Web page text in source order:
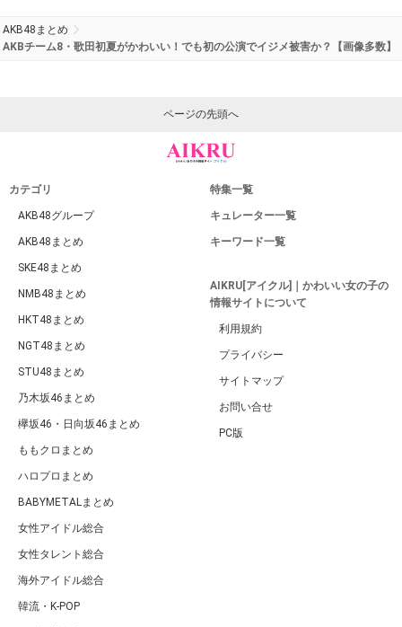
AKB48まとめ
AKBチーム8・歌田初夏がかわいい！でも初の公演でイジメ被害か？【画像多数】
ページの先頭へ
カテゴリ
AKB48グループ
AKB48まとめ
SKE48まとめ
NMB48まとめ
HKT48まとめ
NGT48まとめ
STU48まとめ
乃木坂46まとめ
欅坂46・日向坂46まとめ
ももクロまとめ
ハロプロまとめ
BABYMETALまとめ
女性アイドル総合
女性タレント総合
海外アイドル総合
韓流・K-POP
特集一覧
キュレーター一覧
キーワード一覧
AIKRU[アイクル]｜かわいい女の子の
情報サイトについて
利用規約
プライバシー
サイトマップ
お問い合せ
PC版